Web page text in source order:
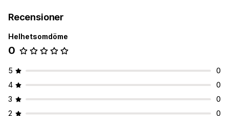
Recensioner
Helhetsomdöme
0
5
0
4
0
3
0
2
0